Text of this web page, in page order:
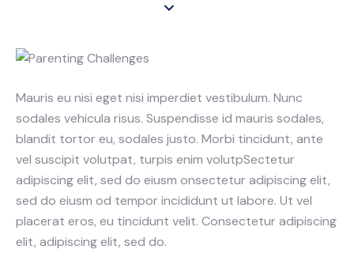
Mauris eu nisi eget nisi imperdiet vestibulum. Nunc
sodales vehicula risus. Suspendisse id mauris sodales,
blandit tortor eu, sodales justo. Morbi tincidunt, ante
vel suscipit volutpat, turpis enim volutpSectetur
adipiscing elit, sed do eiusm onsectetur adipiscing elit,
sed do eiusm od tempor incididunt ut labore. Ut vel
placerat eros, eu tincidunt velit. Consectetur adipiscing
elit, adipiscing elit, sed do.